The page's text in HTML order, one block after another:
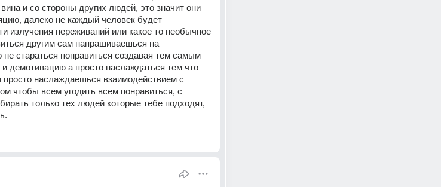
и со стороны других людей, это значит они
далеко не каждый человек будет
излучения переживаний или какое то необычное
другим сам напрашиваешься на
стараться понравиться создавая тем самым
демотивацию а просто наслаждаться тем что
наслаждаешься взаимодействием с
чтобы всем угодить всем понравиться, с
только тех людей которые тебе подходят,